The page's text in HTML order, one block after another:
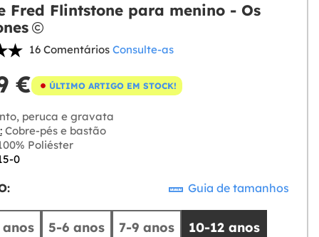
Fred Flintstone para menino - Os
16 Comentários Consulte-as
€ ÚLTIMO ARTIGO EM STOCK!
peruca e gravata
Cobre-pés e bastão
Poliéster
0
Guia de tamanhos
5-6 anos 7-9 anos 10-12 anos